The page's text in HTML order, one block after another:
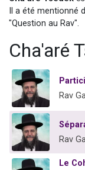
Il a été mentionné
"Question au Rav".
Cha'aré
Rav
Rav
Le